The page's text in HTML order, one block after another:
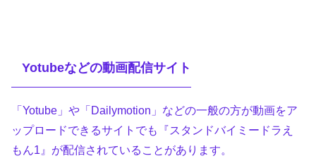
Yotubeなどの動画配信サイト
「Yotube」や「Dailymotion」などの一般の方が動画をア
ップロードできるサイトでも『スタンドバイミードラえ
もん1』が配信されていることがあります。